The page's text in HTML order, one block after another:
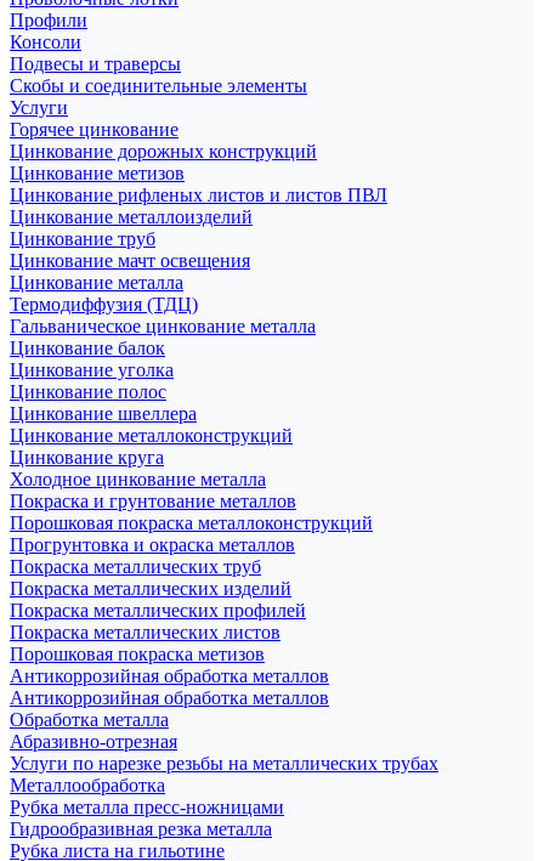
Профили
Консоли
Подвесы и траверсы
Скобы и соединительные элементы
Услуги
Горячее цинкование
Цинкование дорожных конструкций
Цинкование метизов
Цинкование рифленых листов и листов ПВЛ
Цинкование металлоизделий
Цинкование труб
Цинкование мачт освещения
Цинкование металла
Термодиффузия (ТДЦ)
Гальваническое цинкование металла
Цинкование балок
Цинкование уголка
Цинкование полос
Цинкование швеллера
Цинкование металлоконструкций
Цинкование круга
Холодное цинкование металла
Покраска и грунтование металлов
Порошковая покраска металлоконструкций
Прогрунтовка и окраска металлов
Покраска металлических труб
Покраска металлических изделий
Покраска металлических профилей
Покраска металлических листов
Порошковая покраска метизов
Антикоррозийная обработка металлов
Антикоррозийная обработка металлов
Обработка металла
Абразивно-отрезная
Услуги по нарезке резьбы на металлических трубах
Металлообработка
Рубка металла пресс-ножницами
Гидрообразивная резка металла
Рубка листа на гильотине